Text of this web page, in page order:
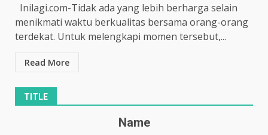
Inilagi.com-Tidak ada yang lebih berharga selain
menikmati waktu berkualitas bersama orang-orang
terdekat. Untuk melengkapi momen tersebut,...
Read More
TITLE
Name